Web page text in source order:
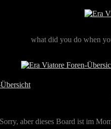
what did you do when
Sorry, aber dieses Board ist im